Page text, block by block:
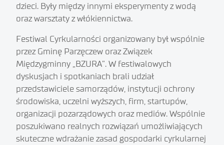
dzieci. Były między innymi eksperymenty z wodą
oraz warsztaty z włókiennictwa.
Festiwal Cyrkularności organizowany był wspólnie
przez Gminę Parzęczew oraz Związek
Międzygminny „BZURA”. W festiwalowych
dyskusjach i spotkaniach brali udział
przedstawiciele samorządów, instytucji ochrony
środowiska, uczelni wyższych, firm, startupów,
organizacji pozarządowych oraz mediów. Wspólnie
poszukiwano realnych rozwiązań umożliwiających
skuteczne wdrażanie zasad gospodarki cyrkularnej